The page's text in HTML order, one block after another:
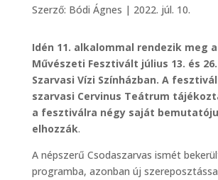
Szerző: Bódi Ágnes | 2022. júl. 10.
Idén 11. alkalommal rendezik meg
Művészeti Fesztivált július 13. és
Szarvasi Vízi Színházban. A
szarvasi Cervinus Teátrum
a fesztiválra négy saját
elhozzák.
A népszerű Csodaszarvas ismét
programba, azonban új